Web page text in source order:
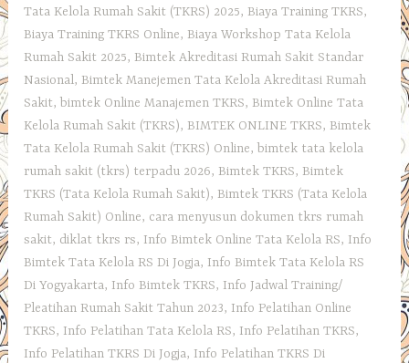
Tata Kelola Rumah Sakit (TKRS) 2025, Biaya Training TKRS,
Biaya Training TKRS Online, Biaya Workshop Tata Kelola
Rumah Sakit 2025, Bimtek Akreditasi Rumah Sakit Standar
Nasional, Bimtek Manejemen Tata Kelola Akreditasi Rumah
Sakit, bimtek Online Manajemen TKRS, Bimtek Online Tata
Kelola Rumah Sakit (TKRS), BIMTEK ONLINE TKRS, Bimtek
Tata Kelola Rumah Sakit (TKRS) Online, bimtek tata kelola
rumah sakit (tkrs) terpadu 2026, Bimtek TKRS, Bimtek
TKRS (Tata Kelola Rumah Sakit), Bimtek TKRS (Tata Kelola
Rumah Sakit) Online, cara menyusun dokumen tkrs rumah
sakit, diklat tkrs rs, Info Bimtek Online Tata Kelola RS, Info
Bimtek Tata Kelola RS Di Jogja, Info Bimtek Tata Kelola RS
Di Yogyakarta, Info Bimtek TKRS, Info Jadwal Training/
Pleatihan Rumah Sakit Tahun 2023, Info Pelatihan Online
TKRS, Info Pelatihan Tata Kelola RS, Info Pelatihan TKRS,
Info Pelatihan TKRS Di Jogja, Info Pelatihan TKRS Di